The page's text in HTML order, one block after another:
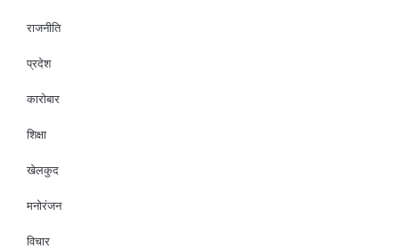
राजनीति
प्रदेश
कारोबार
शिक्षा
खेलकुद
मनोरंजन
विचार